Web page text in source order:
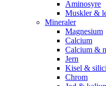
Aminosyre
Muskler &
Mineraler
Magnesium
Calcium
Calcium &
Jern
Kisel &
Chrom